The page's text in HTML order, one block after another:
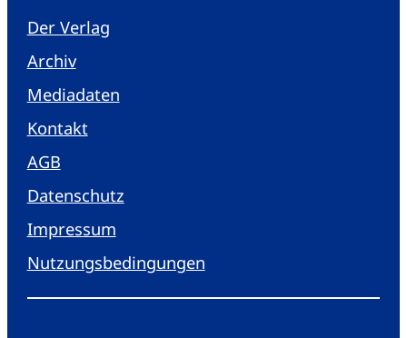
Der Verlag
Archiv
Mediadaten
Kontakt
AGB
Datenschutz
Impressum
Nutzungsbedingungen